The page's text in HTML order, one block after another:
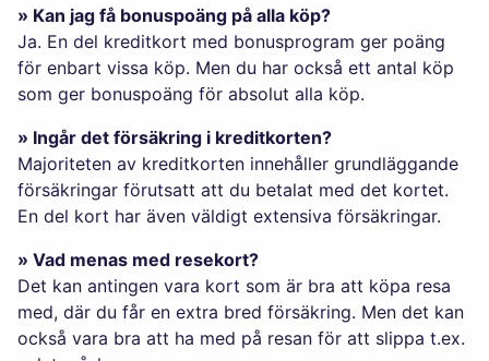
» Kan jag få bonuspoäng på alla köp?
Ja. En del kreditkort med bonusprogram ger poäng
för enbart vissa köp. Men du har också ett antal köp
som ger bonuspoäng för absolut alla köp.
» Ingår det försäkring i kreditkorten?
Majoriteten av kreditkorten innehåller grundläggande
försäkringar förutsatt att du betalat med det kortet.
En del kort har även väldigt extensiva försäkringar.
» Vad menas med resekort?
Det kan antingen vara kort som är bra att köpa resa
med, där du får en extra bred försäkring. Men det kan
också vara bra att ha med på resan för att slippa t.ex.